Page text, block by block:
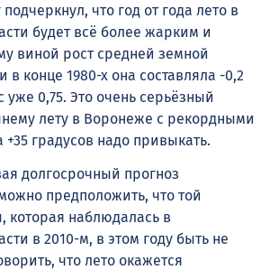
что год от года лето в
будет всё более жарким и
виной рост средней земной
в конце 1980-х она составляла -0,2
уже 0,75. Это очень серьёзный
лету в Воронеже с рекордными
градусов надо привыкать.
долгосрочный прогноз
предположить, что той
наблюдалась в
в 2010-м, в этом году быть не
что лето окажется